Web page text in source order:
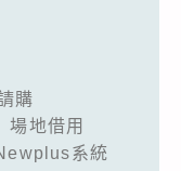
購
場地借用
系統